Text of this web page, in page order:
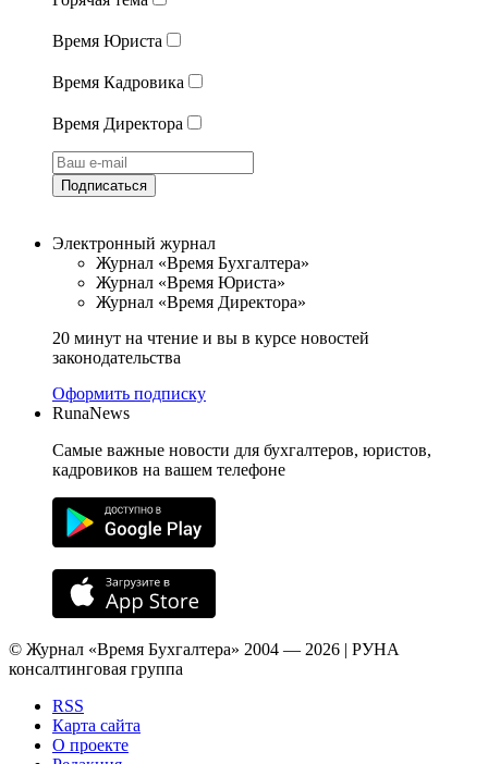
Время Юриста
Время Кадровика
Время Директора
Подписаться
Электронный журнал
Журнал «Время Бухгалтера»
Журнал «Время Юриста»
Журнал «Время Директора»
20 минут на чтение и вы в курсе новостей
законодательства
Оформить подписку
RunaNews
Самые важные новости для бухгалтеров, юристов,
кадровиков на вашем телефоне
© Журнал «Время Бухгалтера» 2004 — 2026 | РУНА
консалтинговая группа
RSS
Карта сайта
О проекте